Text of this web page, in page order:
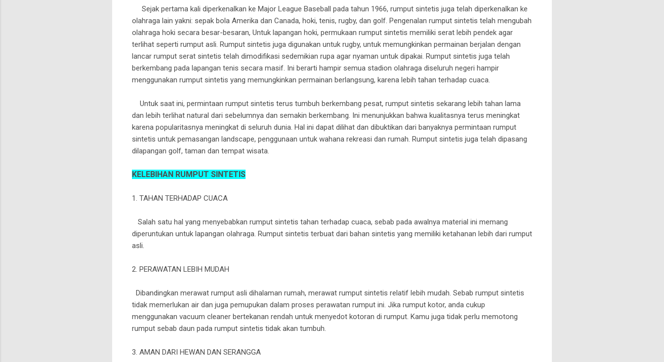
Sejak pertama kali diperkenalkan ke Major League Baseball pada tahun 1966, rumput sintetis juga telah diperkenalkan ke
olahraga lain yakni: sepak bola Amerika dan Canada, hoki, tenis, rugby, dan golf. Pengenalan rumput sintetis telah mengubah
olahraga hoki secara besar-besaran, Untuk lapangan hoki, permukaan rumput sintetis memiliki serat lebih pendek agar
terlihat seperti rumput asli. Rumput sintetis juga digunakan untuk rugby, untuk memungkinkan permainan berjalan dengan
lancar rumput serat sintetis telah dimodifikasi sedemikian rupa agar nyaman untuk dipakai. Rumput sintetis juga telah
berkembang pada lapangan tenis secara masif. Ini berarti hampir semua stadion olahraga diseluruh negeri hampir
menggunakan rumput sintetis yang memungkinkan permainan berlangsung, karena lebih tahan terhadap cuaca.
Untuk saat ini, permintaan rumput sintetis terus tumbuh berkembang pesat, rumput sintetis sekarang lebih tahan lama
dan lebih terlihat natural dari sebelumnya dan semakin berkembang. Ini menunjukkan bahwa kualitasnya terus meningkat
karena popularitasnya meningkat di seluruh dunia. Hal ini dapat dilihat dan dibuktikan dari banyaknya permintaan rumput
sintetis untuk pemasangan landscape, penggunaan untuk wahana rekreasi dan rumah. Rumput sintetis juga telah dipasang
dilapangan golf, taman dan tempat wisata.
KELEBIHAN RUMPUT SINTETIS
1. TAHAN TERHADAP CUACA
Salah satu hal yang menyebabkan rumput sintetis tahan terhadap cuaca, sebab pada awalnya material ini memang
diperuntukan untuk lapangan olahraga. Rumput sintetis terbuat dari bahan sintetis yang memiliki ketahanan lebih dari rumput
asli.
2. PERAWATAN LEBIH MUDAH
Dibandingkan merawat rumput asli dihalaman rumah, merawat rumput sintetis relatif lebih mudah. Sebab rumput sintetis
tidak memerlukan air dan juga pemupukan dalam proses perawatan rumput ini. Jika rumput kotor, anda cukup
menggunakan vacuum cleaner bertekanan rendah untuk menyedot kotoran di rumput. Kamu juga tidak perlu memotong
rumput sebab daun pada rumput sintetis tidak akan tumbuh.
3. AMAN DARI HEWAN DAN SERANGGA